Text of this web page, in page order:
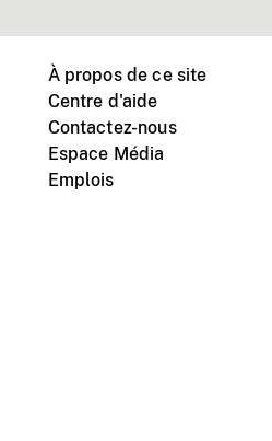
À propos de ce site
Centre d'aide
Contactez-nous
Espace Média
Emplois